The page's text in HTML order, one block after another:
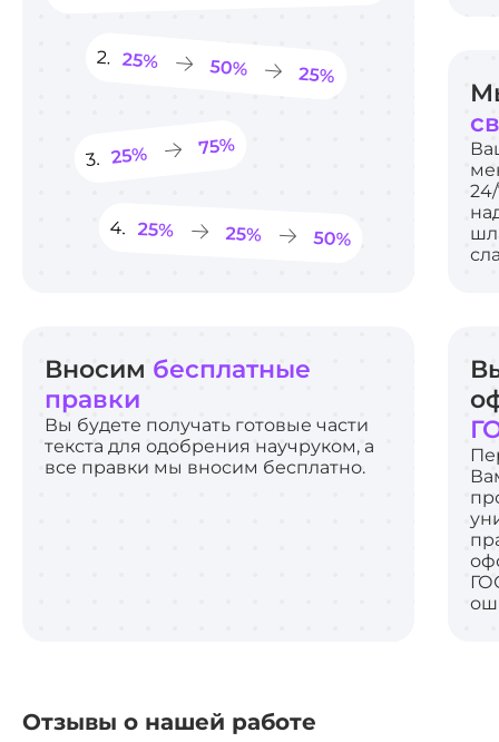
Вносим бесплатные
правки
Вы будете получать готовые части
текста для одобрения научруком, а
все правки мы вносим бесплатно.
Отзывы о нашей работе